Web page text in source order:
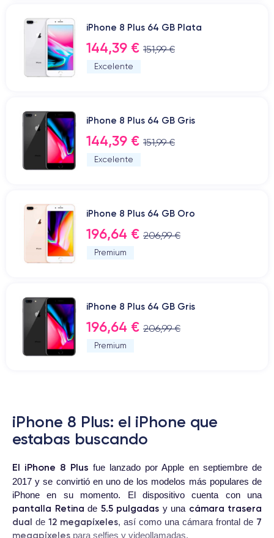
iPhone 8 Plus 64 GB Plata
144,39 € 151,99 €
Excelente
iPhone 8 Plus 64 GB Gris
144,39 € 151,99 €
Excelente
iPhone 8 Plus 64 GB Oro
196,64 € 206,99 €
Premium
iPhone 8 Plus 64 GB Gris
196,64 € 206,99 €
Premium
iPhone 8 Plus: el iPhone que
estabas buscando
El iPhone 8 Plus fue lanzado por Apple en septiembre de
2017 y se convirtió en uno de los modelos más populares de
iPhone en su momento. El dispositivo cuenta con una
pantalla Retina de 5.5 pulgadas y una cámara trasera
dual de 12 megapíxeles, así como una cámara frontal de 7
megapíxeles para selfies y videollamadas.